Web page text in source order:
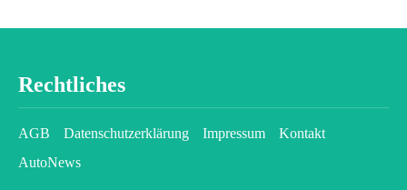
Rechtliches
AGB Datenschutzerklärung Impressum
Kontakt
AutoNews